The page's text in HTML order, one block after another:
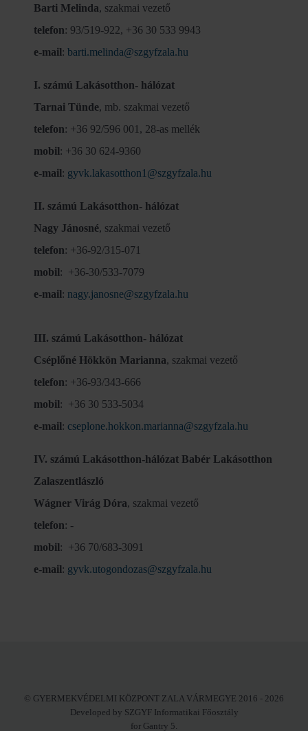
Barti Melinda, szakmai vezető
telefon: 93/519-922, +36 30 533 9943
e-mail: barti.melinda@szgyfzala.hu
I. számú Lakásotthon- hálózat
Tarnai Tünde, mb. szakmai vezető
telefon: +36 92/596 001, 28-as mellék
mobil: +36 30 624-9360
e-mail: gyvk.lakasotthon1@szgyfzala.hu
II. számú Lakásotthon- hálózat
Nagy Jánosné, szakmai vezető
telefon: +36-92/315-071
mobil: +36-30/533-7079
e-mail: nagy.janosne@szgyfzala.hu
III. számú Lakásotthon- hálózat
Cséplőné Hökkön Marianna, szakmai vezető
telefon: +36-93/343-666
mobil: +36 30 533-5034
e-mail: cseplone.hokkon.marianna@szgyfzala.hu
IV. számú Lakásotthon-hálózat Babér Lakásotthon
Zalaszentlászló
Wágner Virág Dóra, szakmai vezető
telefon: -
mobil: +36 70/683-3091
e-mail: gyvk.utogondozas@szgyfzala.hu
© GYERMEKVÉDELMI KÖZPONT ZALA VÁRMEGYE 2016 - 2026
Developed by SZGYF Informatikai Főosztály
for Gantry 5.